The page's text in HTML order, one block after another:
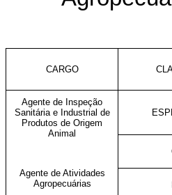
CARGO
Agente de Inspeção
Sanitária e Industrial de
Produtos de Origem
Animal
Agente de Atividades
Agropecuárias